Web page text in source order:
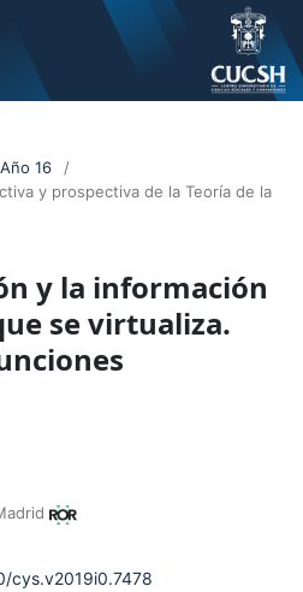
16
/
y prospectiva de la Teoría de la
y la información
se virtualiza.
cys.v2019i0.7478